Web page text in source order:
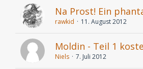
Na Prost! Ein
rawkid 11. August 2012
Moldin - Teil 1
Niels 7. Juli 2012